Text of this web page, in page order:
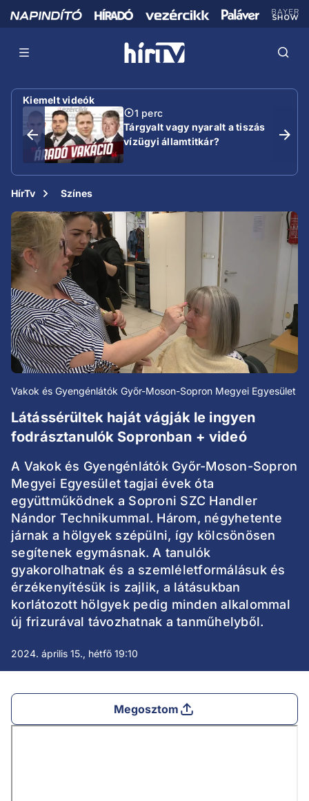
Kiemelt videók
1 perc
Tárgyalt vagy nyaralt a tiszás
vízügyi államtitkár?
HírTv Színes
Vakok és Gyengénlátók Győr-Moson-Sopron Megyei Egyesület
Látássérültek haját vágják le ingyen
fodrásztanulók Sopronban + videó
A Vakok és Gyengénlátók Győr-Moson-Sopron
Megyei Egyesület tagjai évek óta
együttműködnek a Soproni SZC Handler
Nándor Technikummal. Három, négyhetente
járnak a hölgyek szépülni, így kölcsönösen
segítenek egymásnak. A tanulók
gyakorolhatnak és a szemléletformálásuk és
érzékenyítésük is zajlik, a látásukban
korlátozott hölgyek pedig minden alkalommal
új frizurával távozhatnak a tanműhelyből.
2024. április 15., hétfő 19:10
Megosztom